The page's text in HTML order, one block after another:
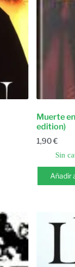
Muerte
edition)
1,90€
Sin
Añadir